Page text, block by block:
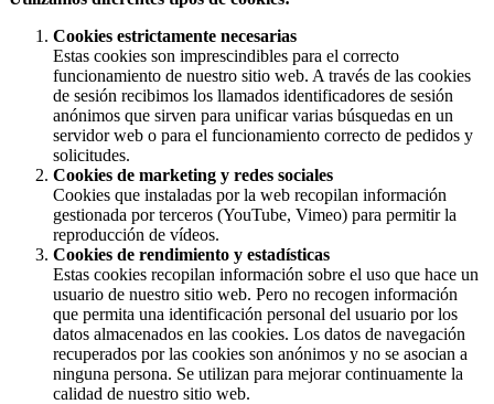
Cookies estrictamente necesarias
Estas cookies son imprescindibles para el correcto
funcionamiento de nuestro sitio web. A través de las cookies
de sesión recibimos los llamados identificadores de sesión
anónimos que sirven para unificar varias búsquedas en un
servidor web o para el funcionamiento correcto de pedidos y
solicitudes.
Cookies de marketing y redes sociales
Cookies que instaladas por la web recopilan información
gestionada por terceros (YouTube, Vimeo) para permitir la
reproducción de vídeos.
Cookies de rendimiento y estadísticas
Estas cookies recopilan información sobre el uso que hace un
usuario de nuestro sitio web. Pero no recogen información
que permita una identificación personal del usuario por los
datos almacenados en las cookies. Los datos de navegación
recuperados por las cookies son anónimos y no se asocian a
ninguna persona. Se utilizan para mejorar continuamente la
calidad de nuestro sitio web.